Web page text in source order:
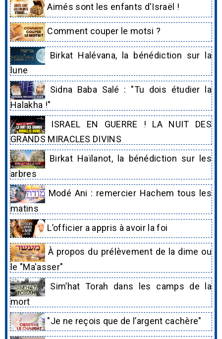
Aimés sont les enfants d'Israël !
Comment couper le motsi ?
Birkat Halévana, la bénédiction sur la
lune
Sidna Baba Salé : "Tu dois étudier la
Halakha !"
ISRAEL EN GUERRE ! LA NUIT DES
GRANDS MIRACLES DIVINS
Birkat Haïlanot, la bénédiction sur les
arbres
Modé Ani : remercier Hachem tous les
matins
L’officier a appris à avoir la foi
À propos du prélèvement de la dime ou
le "Ma'asser"
Sim’hat Torah dans les camps de la
mort
"Je ne reçois que de l’argent cachère"